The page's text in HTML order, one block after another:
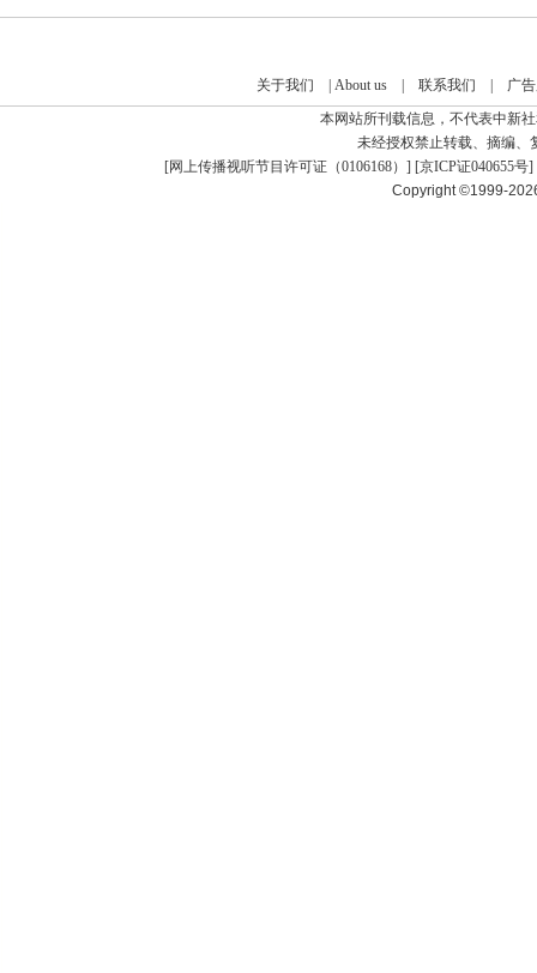
关于我们 About us| 联系我们
广
本网站所刊载信息，不代表中新
未经授权禁止转载、摘编、
[网上传播视听节目许可证（0106168） ] [京ICP证040655号]
Copyright ©1999-